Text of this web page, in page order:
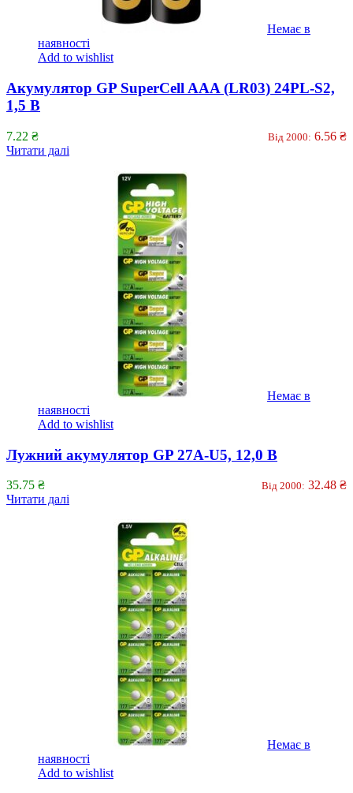
Немає в
наявності
Add to wishlist
Акумулятор GP SuperCell AAA (LR03) 24PL-S2,
1,5 В
7.22 ₴ Від 2000: 6.56 ₴
Читати далі
Немає в
наявності
Add to wishlist
Лужний акумулятор GP 27A-U5, 12,0 В
35.75 ₴ Від 2000: 32.48 ₴
Читати далі
Немає в
наявності
Add to wishlist